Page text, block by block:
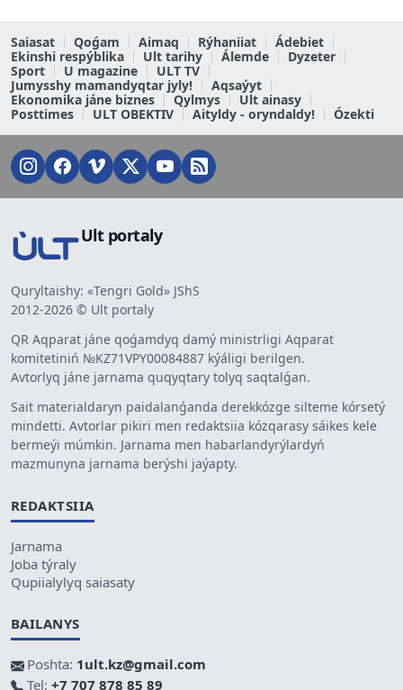
Saiasat Qoǵam Aimaq Rýhaniiat
Ádebiet
Ekinshi respýblika
Ult tarihy Álemde
Dyzeter
Sport
U magazine
ULT TV
Jumysshy mamandyqtar jyly!
Aqsaýyt
Ekonomika jáne biznes
Qylmys
Ult ainasy
Posttimes
ULT OBEKTIV Aityldy - oryndaldy! Ózekti
Ult portaly
Quryltaishy: «Tengri Gold» JShS
2012-2026 © Ult portaly
QR Aqparat jáne qoǵamdyq damý ministrligi Aqparat
komitetiniń №KZ71VPY00084887 kýáligi berilgen.
Avtorlyq jáne jarnama quqyqtary tolyq saqtalǵan.
Sait materialdaryn paidalanǵanda derekkózge silteme kórsetý
mindetti. Avtorlar pikiri men redaktsiia kózqarasy sáikes kele
bermeýi múmkin. Jarnama men habarlandyrýlardyń
mazmunyna jarnama berýshi jaýapty.
REDAKTSIIA
Jarnama
Joba týraly
Qupiialylyq saiasaty
BAILANYS
Poshta: 1ult.kz@gmail.com
Tel: +7 707 878 85 89